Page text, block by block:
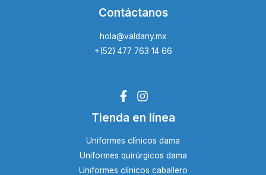
Contáctanos
hola@valdany.mx
+(52) 477 763 14 66
Tienda en línea
Uniformes clínicos dama
Uniformes quirúrgicos dama
Uniformes clínicos caballero